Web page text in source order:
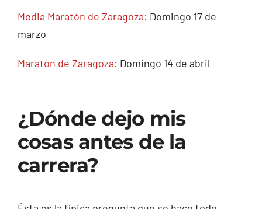
Media Maratón de Zaragoza: Domingo 17 de
marzo
Maratón de Zaragoza: Domingo 14 de abril
¿Dónde dejo mis
cosas antes de la
carrera?